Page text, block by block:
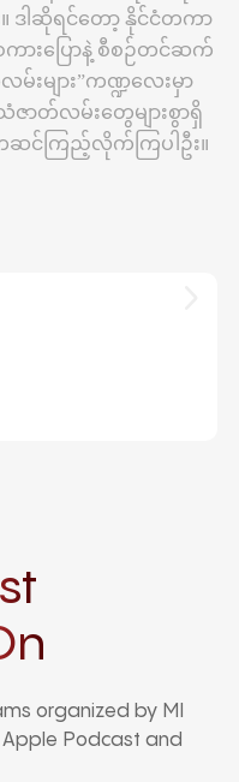
ါဆိုရင်တော့ နိုင်ငံတကာ
ားပြောနဲ့ စီစဉ်တင်ဆက်
းများ”ကဏ္ဍလေးမှာ
တ်လမ်းတွေများစွာရှိ
တဆင်ကြည့်လိုက်ကြပါဦး။
organized by MI
Podcast and